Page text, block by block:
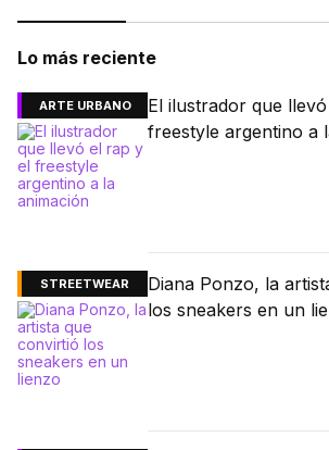
Lo más reciente
ARTE URBANO
El ilustrador que
freestyle argentino a
STREETWEAR
Diana Ponzo, la
los sneakers en un